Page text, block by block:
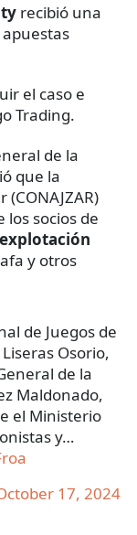
recibió una
el caso e
Trading.
de la
que la
socios de
explotación
y otros
de Juegos de
Osorio,
de la
Maldonado,
el Ministerio
y…
17, 2024